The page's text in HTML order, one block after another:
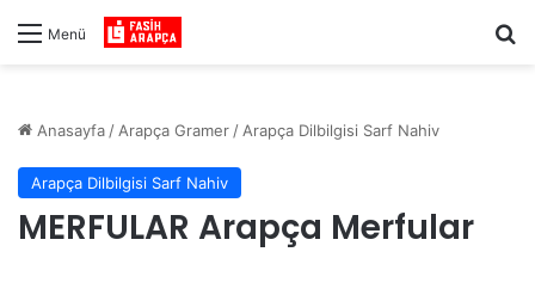
Menü
Anasayfa / Arapça Gramer / Arapça Dilbilgisi Sarf Nahiv
Arapça Dilbilgisi Sarf Nahiv
MERFULAR Arapça Merfular